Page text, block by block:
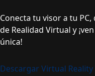
Conecta tu visor a tu
de Realidad Virtual y
única!
Descargar Virtual